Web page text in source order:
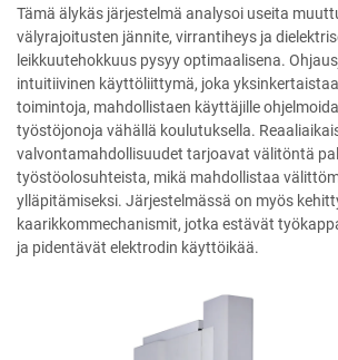
Tämä älykäs järjestelmä analysoi useita
välyrajoitusten jännite, virrantiheys ja
leikkuutehokkuus pysyy optimaalisena.
intuitiivinen käyttöliittymä, joka
toimintoja, mahdollistaen käyttäjille
työstöjonoja vähällä koulutuksella.
valvontamahdollisuudet tarjoavat välitöntä
työstöolosuhteista, mikä mahdollistaa
ylläpitämiseksi. Järjestelmässä on myös
kaarikkommechanismit, jotka estävät
ja pidentävät elektrodin käyttöikää.